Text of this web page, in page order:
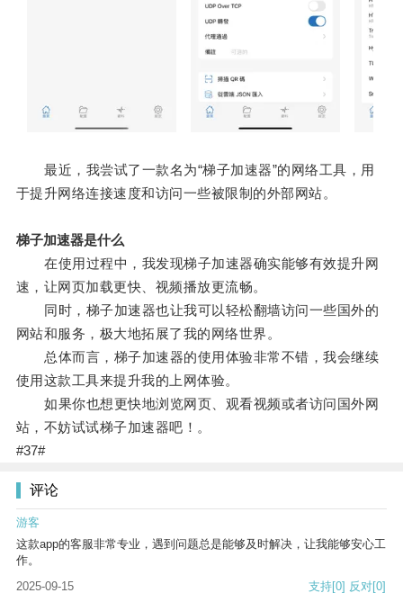
最近，我尝试了一款名为“梯子加速器”的网络工具，用
于提升网络连接速度和访问一些被限制的外部网站。
梯子加速器是什么
在使用过程中，我发现梯子加速器确实能够有效提升网
速，让网页加载更快、视频播放更流畅。
同时，梯子加速器也让我可以轻松翻墙访问一些国外的
网站和服务，极大地拓展了我的网络世界。
总体而言，梯子加速器的使用体验非常不错，我会继续
使用这款工具来提升我的上网体验。
如果你也想更快地浏览网页、观看视频或者访问国外网
站，不妨试试梯子加速器吧！。
#37#
评论
游客
这款app的客服非常专业，遇到问题总是能够及时解决，让我能够安心工
作。
2025-09-15
支持[0] 反对[0]